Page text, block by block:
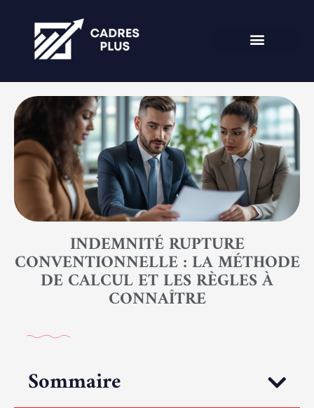
INDEMNITÉ RUPTURE
CONVENTIONNELLE : LA MÉTHODE
DE CALCUL ET LES RÈGLES À
CONNAÎTRE
Sommaire